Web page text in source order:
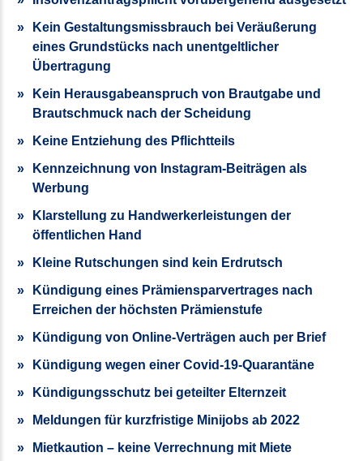
Kein Gestaltungsmissbrauch bei Veräußerung
eines Grundstücks nach unentgeltlicher
Übertragung
Kein Herausgabeanspruch von Brautgabe und
Brautschmuck nach der Scheidung
Keine Entziehung des Pflichtteils
Kennzeichnung von Instagram-Beiträgen als
Werbung
Klarstellung zu Handwerkerleis­tungen der
öffentlichen Hand
Kleine Rutschungen sind kein Erdrutsch
Kündigung eines Prämiensparvertrages nach
Erreichen der höchsten Prämienstufe
Kündigung von Online-Verträgen auch per Brief
Kündigung wegen einer Covid-19-Quarantäne
Kündigungsschutz bei geteilter Elternzeit
Meldungen für kurzfristige Minijobs ab 2022
Mietkaution – keine Verrechnung mit Miete